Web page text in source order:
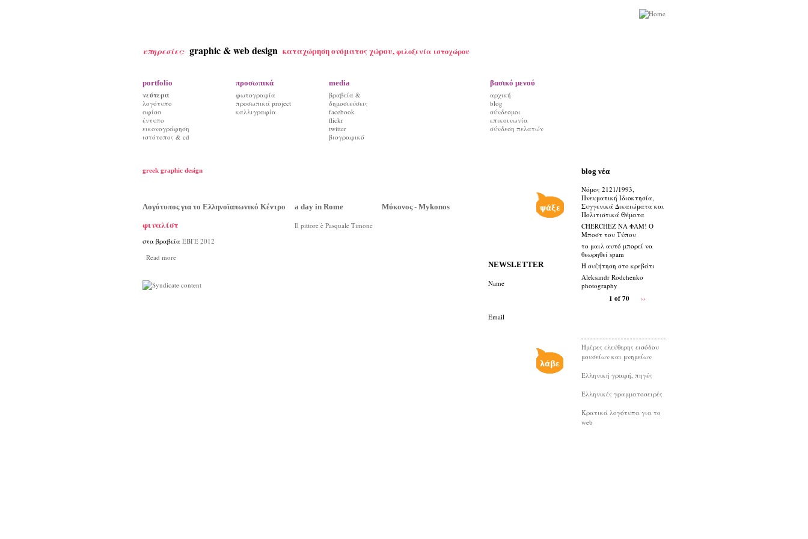
υπηρεσίες: graphic & web design καταχώρηση ονόματος χώρου,φιλοξενία ιστοχώρου
portfolio
νεότερα
λογότυπο
αφίσα
έντυπο
εικονογράφηση
ιστότοπος & cd
προσωπικά
φωτογραφία
προσωπικά project
καλλιγραφία
media
βραβεία &
δημοσιεύσεις
facebook
flickr
twitter
βιογραφικό
βασικό μενού
αρχική
blog
σύνδεσμοι
επικοινωνία
σύνδεση πελατών
greek graphic design
Λογότυπος για το Ελληνοϊαπωνικό Κέντρο
φιναλίστ
στα βραβεία ΕΒΓΕ 2012
Read more
a day in Rome
Il pittore è Pasquale Timone
Μύκονος - Mykonos
ΝΕWSLETTER
Name
Email
blog νέα
Νόμος 2121/1993,
Πνευματική Ιδιοκτησία,
Συγγενικά Δικαιώματα και
Πολιτιστικά Θέματα
CHERCHEZ ΝΑ ΦΑΜ! Ο
Μποστ του Τύπου
το μαιλ αυτό μπορεί να
θεωρηθεί spam
Η συζήτηση στο κρεβάτι
Aleksandr Rodchenko
photography
1 of 70 ››
Ημέρες ελεύθερης εισόδου
μουσείων και μνημείων
Eλληνική γραφή, πηγές
Ελληνικές γραμματοσειρές
Κρατικά λογότυπα για το
web